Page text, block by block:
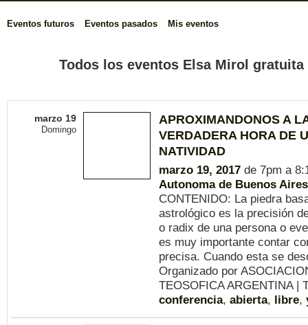
Eventos futuros Eventos pasados Mis eventos
Todos los eventos Elsa Mirol gratuita
marzo 19
Domingo
APROXIMANDONOS A
VERDADERA HORA DE
NATIVIDAD
marzo 19, 2017 de 7pm a
Autonoma de Buenos Aires
CONTENIDO: La piedra
astrológico es la precisión
o radix de una persona o
es muy importante contar
precisa. Cuando esta se
Organizado por
TEOSOFICA ARGENTINA |
conferencia, abierta, libre,